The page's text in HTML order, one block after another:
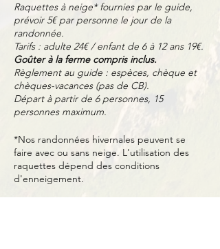
Raquettes à neige* fournies par le guide,
prévoir 5€ par personne le jour de la
randonnée.
Tarifs : adulte 24€ / enfant de 6 à 12 ans 19€.
Goûter à la ferme compris inclus.
Règlement au guide : espèces, chèque et
chèques-vacances (pas de CB).
Départ à partir de 6 personnes, 15
personnes maximum.
*Nos randonnées hivernales peuvent se
faire avec ou sans neige. L'utilisation des
raquettes dépend des conditions
d'enneigement.